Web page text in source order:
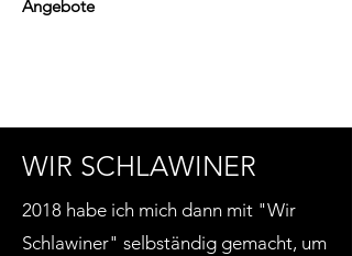
Angebote
WIR SCHLAWINER
2018 habe ich mich dann mit "Wir
Schlawiner" selbständig gemacht, um